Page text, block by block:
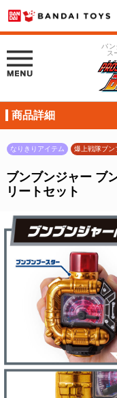
バ
ス
商品詳細
なりきりアイテム 爆上戦隊ブン
ブンブンジャー ブ
リートセット